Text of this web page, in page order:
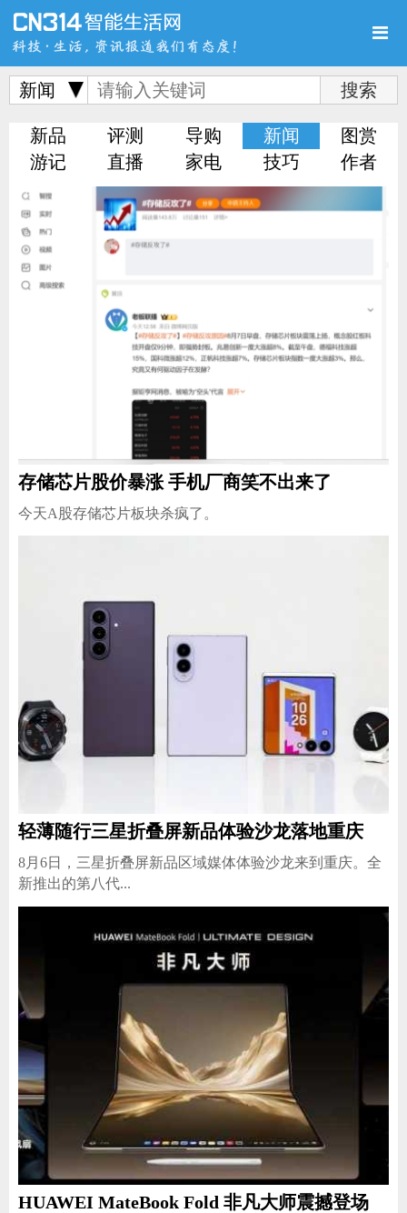
首页 新品 评测
游记
家电 技巧 作者
新闻
新品 评测 导购 新闻
图赏
游记
直播 家电 技巧 作者
存储芯片股价暴涨 手机厂商笑不出来了
今天A股存储芯片板块杀疯了。
轻薄随行三星折叠屏新品体验沙龙落地重庆
​8月6日，三星折叠屏新品区域媒体体验沙龙来到重庆。全
新推出的第八代...
HUAWEI MateBook Fold 非凡大师震撼登场